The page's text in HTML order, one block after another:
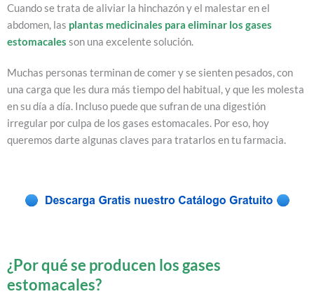
Cuando se trata de aliviar la hinchazón y el malestar en el
abdomen, las plantas medicinales para eliminar los gases
estomacales son una excelente solución.
Muchas personas terminan de comer y se sienten pesados, con
una carga que les dura más tiempo del habitual, y que les molesta
en su día a día. Incluso puede que sufran de una digestión
irregular por culpa de los gases estomacales. Por eso, hoy
queremos darte algunas claves para tratarlos en tu farmacia.
¿Por qué se producen los gases
estomacales?